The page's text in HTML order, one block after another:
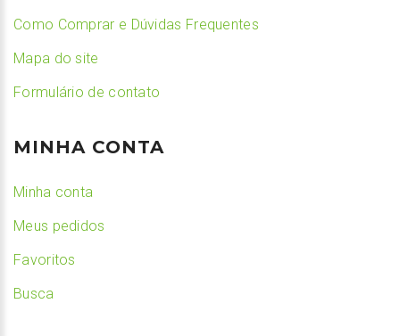
Como Comprar e Dúvidas Frequentes
Mapa do site
Formulário de contato
MINHA CONTA
Minha conta
Meus pedidos
Favoritos
Busca